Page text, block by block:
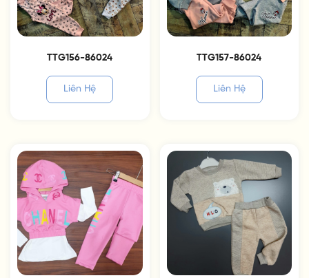
TTG156-86024
Liên Hệ
TTG157-86024
Liên Hệ